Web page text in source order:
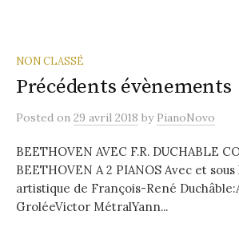
NON CLASSÉ
Précédents évènements
Posted on 29 avril 2018 by PianoNovo
BEETHOVEN AVEC F.R. DUCHABLE
BEETHOVEN A 2 PIANOS Avec et
artistique de François-René
GroléeVictor MétralYann...